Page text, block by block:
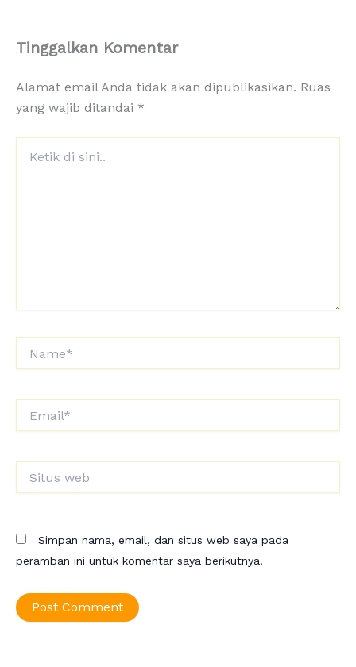
Tinggalkan Komentar
Alamat email Anda tidak akan dipublikasikan. Ruas
yang wajib ditandai *
web
Simpan nama, email, dan situs web saya pada
peramban ini untuk komentar saya berikutnya.